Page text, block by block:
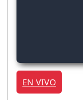
EN VIVO